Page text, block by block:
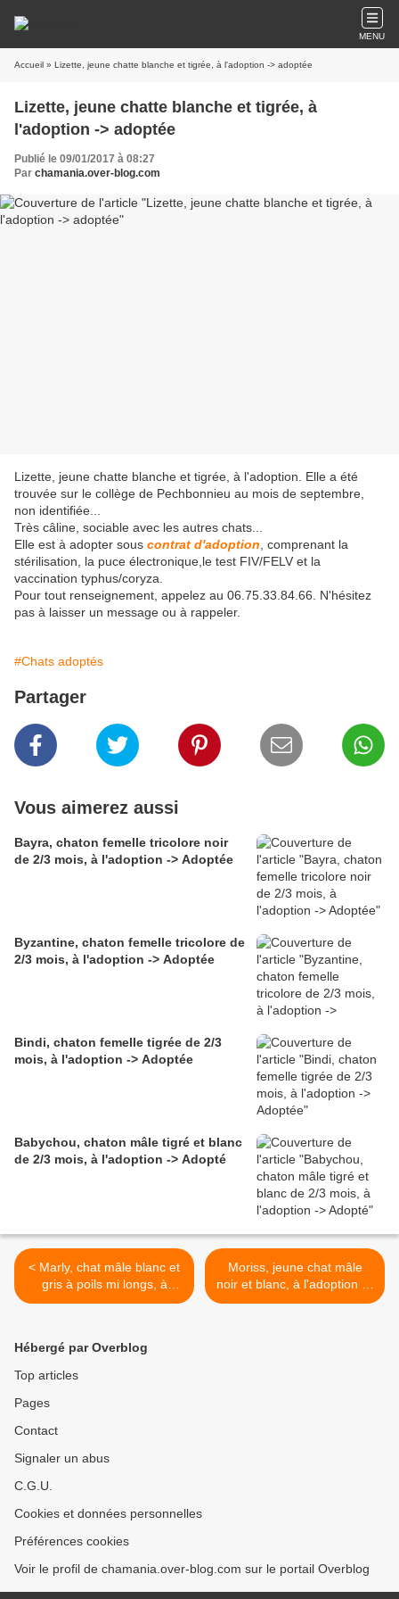
MENU
Accueil » Lizette, jeune chatte blanche et tigrée, à l'adoption -> adoptée
Lizette, jeune chatte blanche et tigrée, à
l'adoption -> adoptée
Publié le 09/01/2017 à 08:27
Par chamania.over-blog.com
Lizette, jeune chatte blanche et tigrée, à l'adoption. Elle a été
trouvée sur le collège de Pechbonnieu au mois de septembre,
non identifiée...
Très câline, sociable avec les autres chats...
Elle est à adopter sous contrat d'adoption , comprenant la
stérilisation, la puce électronique,le test FIV/FELV et la
vaccination typhus/coryza.
Pour tout renseignement, appelez au 06.75.33.84.66. N'hésitez
pas à laisser un message ou à rappeler.
#Chats adoptés
Partager
Vous aimerez aussi
Bayra, chaton femelle tricolore noir
de 2/3 mois, à l'adoption -> Adoptée
Byzantine, chaton femelle tricolore de
2/3 mois, à l'adoption -> Adoptée
Bindi, chaton femelle tigrée de 2/3
mois, à l'adoption -> Adoptée
Babychou, chaton mâle tigré et blanc
de 2/3 mois, à l'adoption -> Adopté
< Marly, chat mâle blanc et
gris à poils mi longs, à
l'adoption -> adopté
Moriss, jeune chat mâle
noir et blanc, à l'adoption ->
adopté >
Hébergé par Overblog
Top articles
Pages
Contact
Signaler un abus
C.G.U.
Cookies et données personnelles
Préférences cookies
Voir le profil de chamania.over-blog.com sur le portail Overblog